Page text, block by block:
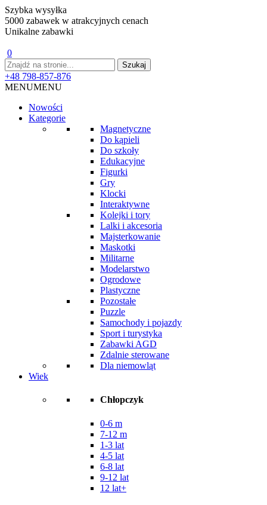
Szybka wysyłka
5000 zabawek w atrakcyjnych cenach
Unikalne zabawki
0
+48 798-857-876
MENUMENU
Nowości
Kategorie
Magnetyczne
Do kąpieli
Do szkoły
Edukacyjne
Figurki
Gry
Klocki
Interaktywne
Kolejki i tory
Lalki i akcesoria
Majsterkowanie
Maskotki
Militarne
Modelarstwo
Ogrodowe
Plastyczne
Pozostałe
Puzzle
Samochody i pojazdy
Sport i turystyka
Zabawki AGD
Zdalnie sterowane
Dla niemowląt
Wiek
Chłopczyk
0-6 m
7-12 m
1-3 lat
4-5 lat
6-8 lat
9-12 lat
12 lat+